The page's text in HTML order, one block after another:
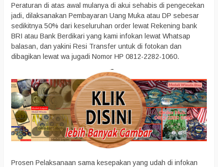
Peraturan di atas awal mulanya di akui sehabis di pengecekan
jadi, dilaksanakan Pembayaran Uang Muka atau DP sebesar
sedikitnya 50% dari keseluruhan order lewat Rekening bank
BRI atau Bank Berdikari yang kami infokan lewat Whatsap
balasan, dan yakini Resi Transfer untuk di fotokan dan
dibagikan lewat wa jugadi Nomor HP 0812-2282-1060.
Prosen Pelaksanaan sama kesepakan yang udah di infokan